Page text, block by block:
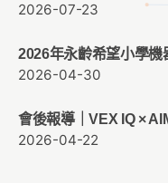
2026-07-23
2026年永齡希望小學
2026-04-30
會後報導｜VEX IQ ×
2026-04-22